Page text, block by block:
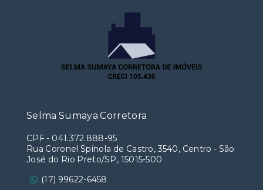
Selma Sumaya Corretora
CPF- 041.372.888-95
Rua Coronel Spínola de Castro, 3540, Centro - São
José do Rio Preto/SP, 15015-500
(17) 99622-6458